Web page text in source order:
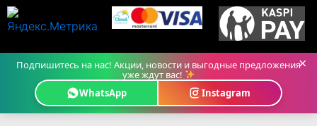
Подпишитесь на нас! Акции, новости и выгодные предложения
уже ждут вас!
WhatsApp
Instagram
×